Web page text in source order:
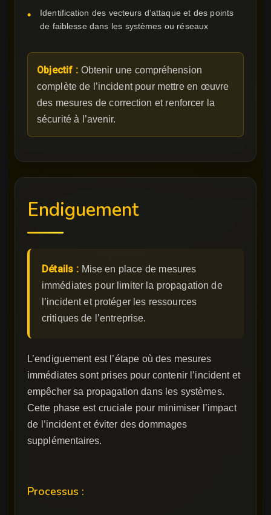
Identification des vecteurs d’attaque et des points
de faiblesse dans les systèmes ou réseaux
Objectif : Obtenir une compréhension
complète de l’incident pour mettre en œuvre
des mesures de correction et renforcer la
sécurité à l’avenir.
Endiguement
Détails : Mise en place de mesures
immédiates pour limiter la propagation de
l’incident et protéger les ressources
critiques de l’entreprise.
L’endiguement est l’étape où des mesures
immédiates sont prises pour contenir l’incident et
empêcher sa propagation dans les systèmes.
Cette phase est cruciale pour minimiser l’impact
de l’incident et éviter des dommages
supplémentaires.
Processus :